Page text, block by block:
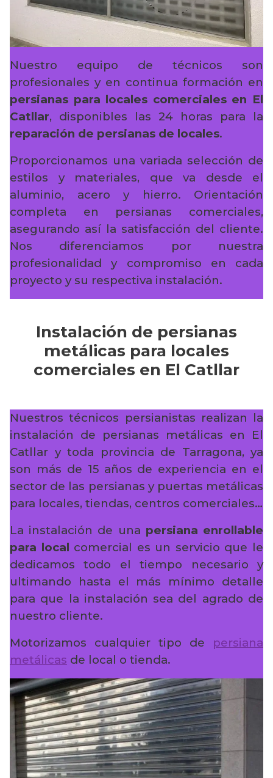
Nuestro equipo de técnicos son
profesionales y en continua formación en
persianas para locales comerciales en El
Catllar, disponibles las 24 horas para la
reparación de persianas de locales.
Proporcionamos una variada selección de
estilos y materiales, que va desde el
aluminio, acero y hierro. Orientación
completa en persianas comerciales,
asegurando así la satisfacción del cliente.
Nos diferenciamos por nuestra
profesionalidad y compromiso en cada
proyecto y su respectiva instalación.
Instalación de persianas
metálicas para locales
comerciales en El Catllar
Nuestros técnicos persianistas realizan la
instalación de persianas metálicas en El
Catllar y toda provincia de Tarragona, ya
son más de 15 años de experiencia en el
sector de las persianas y puertas metálicas
para locales, tiendas, centros comerciales…
La instalación de una persiana enrollable
para local comercial es un servicio que le
dedicamos todo el tiempo necesario y
ultimando hasta el más mínimo detalle
para que la instalación sea del agrado de
nuestro cliente.
Motorizamos cualquier tipo de persiana
metálicas de local o tienda.